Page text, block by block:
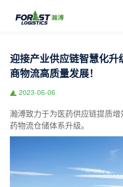
迎接产业供应链智慧化
商物流高质量发展！
2023-06-06
瀚溥致力于为医药供应链提质
药物流仓储体系升级。